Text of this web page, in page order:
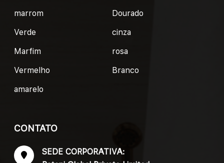
marrom
Dourado
Verde
cinza
Marfim
rosa
Vermelho
Branco
amarelo
CONTATO
SEDE CORPORATIVA: